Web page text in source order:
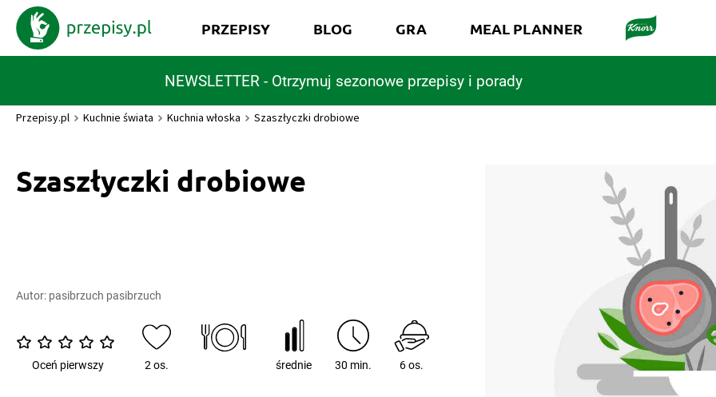
NEWSLETTER - Otrzymuj sezonowe przepisy i porady
PRZEPISY BLOG GRA MEAL PLANNER
Przepisy.pl Kuchnie świata Kuchnia włoska Szaszłyczki drobiowe
Szaszłyczki drobiowe
Autor: pasibrzuch pasibrzuch
Oceń pierwszy 2 os. średnie 30 min. 6 os.